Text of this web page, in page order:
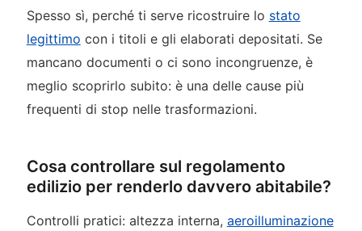
Spesso sì, perché ti serve ricostruire lo stato
legittimo con i titoli e gli elaborati depositati. Se
mancano documenti o ci sono incongruenze, è
meglio scoprirlo subito: è una delle cause più
frequenti di stop nelle trasformazioni.
Cosa controllare sul regolamento
edilizio per renderlo davvero abitabile?
Controlli pratici: altezza interna, aeroilluminazione